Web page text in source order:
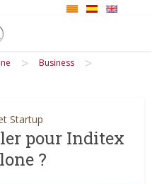
> Business >
Startup
pour Inditex
?